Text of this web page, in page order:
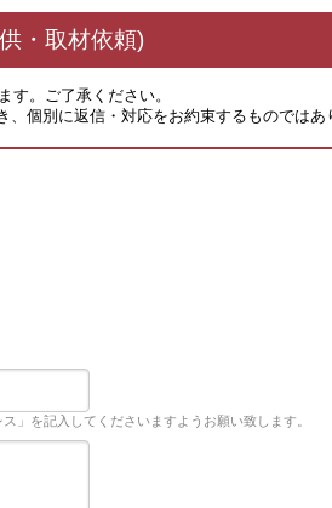
・取材依頼)
す。ご了承ください。
個別に返信・対応をお約束するものではあ
」を記入してくださいますようお願い致します。